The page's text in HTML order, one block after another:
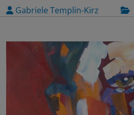
Gabriele Templin-Kirz